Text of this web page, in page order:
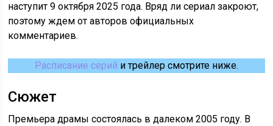
наступит 9 октября 2025 года. Вряд ли сериал закроют,
поэтому ждем от авторов официальных
комментариев.
Расписание серий и трейлер смотрите ниже.
Сюжет
Премьера драмы состоялась в далеком 2005 году. В